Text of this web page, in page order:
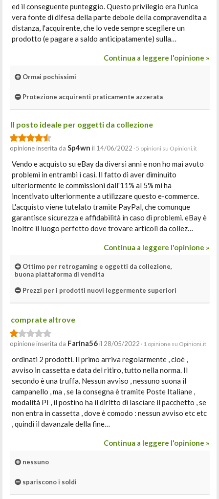
ed il conseguente punteggio. Questo privilegio era l'unica
vera fonte di difesa della parte debole della compravendita a
distanza, l'acquirente, che lo vede sempre scegliere un
prodotto (e pagare a saldo anticipatamente) sulla…
Continua a leggere l'opinione »
Ormai pochissimi
Protezione acquirenti praticamente azzerata
Il posto ideale per oggetti da collezione
opinione inserita da Sp4wn il 14/06/2022 · 5 opinioni su Opinioni.it
Vendo e acquisto su eBay da diversi anni e non ho mai avuto
problemi in entrambi i casi. Il fatto di aver diminuito
ulteriormente le commissioni dall'11% al 5% mi ha
incentivato ulteriormente a utilizzare questo e-commerce.
L'acquisto viene tutelato tramite PayPal, che comunque
garantisce sicurezza e affidabilità in caso di problemi. eBay è
inoltre il luogo perfetto dove trovare articoli da collez…
Continua a leggere l'opinione »
Ottimo per retrogaming e oggetti da collezione,
buona piattaforma di vendita
Prezzi per i prodotti nuovi leggermente superiori
comprate altrove
opinione inserita da Farina56il 28/05/2022 · 1 opinione su Opinioni.it
ordinati 2 prodotti. Il primo arriva regolarmente , cioè ,
avviso in cassetta e data del ritiro, tutto nella norma. Il
secondo è una truffa. Nessun avviso , nessuno suona il
campanello , ma , se la consegna è tramite Poste Italiane ,
modalità PI , il postino ha il diritto di lasciare il pacchetto , se
non entra in cassetta , dove è comodo : nessun avviso etc etc
, quindi il davanzale della fine…
Continua a leggere l'opinione »
nessuno
spariscono i soldi